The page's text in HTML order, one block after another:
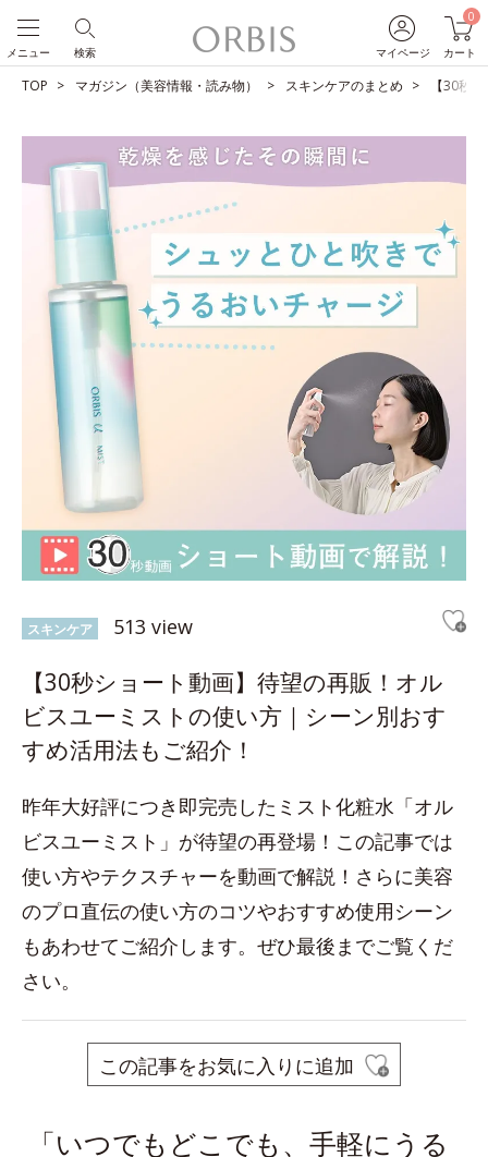
マイページ
0
カート
検索
メニュー
TOP マガジン（美容情報・読み物） スキンケアのまとめ 【30秒
スキンケア 513 view
【30秒ショート動画】待望の再販！オル
ビスユーミストの使い方｜シーン別おす
すめ活用法もご紹介！
昨年大好評につき即完売したミスト化粧水「オル
ビスユーミスト」が待望の再登場！この記事では
使い方やテクスチャーを動画で解説！さらに美容
のプロ直伝の使い方のコツやおすすめ使用シーン
もあわせてご紹介します。ぜひ最後までご覧くだ
さい。
この記事をお気に入りに追加
「いつでもどこでも、手軽にうる